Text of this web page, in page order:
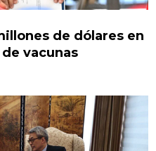
de dólares en
vacunas